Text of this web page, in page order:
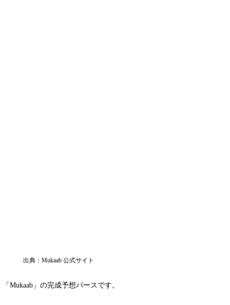
出典：Mukaab 公式サイト
「Mukaab」の完成予想パースです。